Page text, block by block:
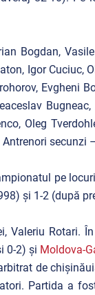
Bogdan,
Igor Cuciuc,
Evgheni
Oleg
secunzi
pe
și 1-2 (după
Rotari.
0-2) și Moldova-
de
Partida a